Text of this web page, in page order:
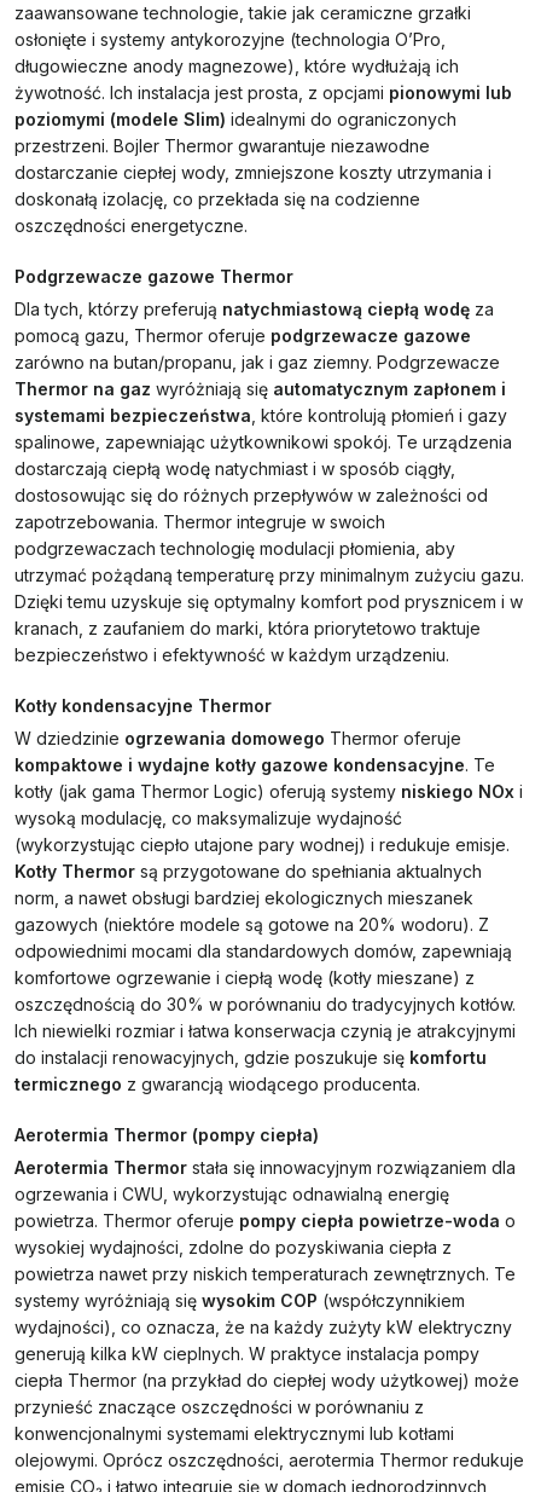
zaawansowane technologie, takie jak ceramiczne grzałki
osłonięte i systemy antykorozyjne (technologia O’Pro,
długowieczne anody magnezowe), które wydłużają ich
żywotność. Ich instalacja jest prosta, z opcjami pionowymi lub
poziomymi (modele Slim) idealnymi do ograniczonych
przestrzeni. Bojler Thermor gwarantuje niezawodne
dostarczanie ciepłej wody, zmniejszone koszty utrzymania i
doskonałą izolację, co przekłada się na codzienne
oszczędności energetyczne.
Podgrzewacze gazowe Thermor
Dla tych, którzy preferują natychmiastową ciepłą wodę za
pomocą gazu, Thermor oferuje podgrzewacze gazowe
zarówno na butan/propanu, jak i gaz ziemny. Podgrzewacze
Thermor na gaz wyróżniają się automatycznym zapłonem i
systemami bezpieczeństwa , które kontrolują płomień i gazy
spalinowe, zapewniając użytkownikowi spokój. Te urządzenia
dostarczają ciepłą wodę natychmiast i w sposób ciągły,
dostosowując się do różnych przepływów w zależności od
zapotrzebowania. Thermor integruje w swoich
podgrzewaczach technologię modulacji płomienia, aby
utrzymać pożądaną temperaturę przy minimalnym zużyciu gazu.
Dzięki temu uzyskuje się optymalny komfort pod prysznicem i w
kranach, z zaufaniem do marki, która priorytetowo traktuje
bezpieczeństwo i efektywność w każdym urządzeniu.
Kotły kondensacyjne Thermor
W dziedzinie ogrzewania domowego Thermor oferuje
kompaktowe i wydajne kotły gazowe kondensacyjne. Te
kotły (jak gama Thermor Logic) oferują systemy niskiego NOx i
wysoką modulację, co maksymalizuje wydajność
(wykorzystując ciepło utajone pary wodnej) i redukuje emisje.
Kotły Thermor są przygotowane do spełniania aktualnych
norm, a nawet obsługi bardziej ekologicznych mieszanek
gazowych (niektóre modele są gotowe na 20% wodoru). Z
odpowiednimi mocami dla standardowych domów, zapewniają
komfortowe ogrzewanie i ciepłą wodę (kotły mieszane) z
oszczędnością do 30% w porównaniu do tradycyjnych kotłów.
Ich niewielki rozmiar i łatwa konserwacja czynią je atrakcyjnymi
do instalacji renowacyjnych, gdzie poszukuje się komfortu
termicznego z gwarancją wiodącego producenta.
Aerotermia Thermor (pompy ciepła)
Aerotermia Thermor stała się innowacyjnym rozwiązaniem dla
ogrzewania i CWU, wykorzystując odnawialną energię
powietrza. Thermor oferuje pompy ciepła powietrze-woda o
wysokiej wydajności, zdolne do pozyskiwania ciepła z
powietrza nawet przy niskich temperaturach zewnętrznych. Te
systemy wyróżniają się wysokim COP (współczynnikiem
wydajności), co oznacza, że na każdy zużyty kW elektryczny
generują kilka kW cieplnych. W praktyce instalacja pompy
ciepła Thermor (na przykład do ciepłej wody użytkowej) może
przynieść znaczące oszczędności w porównaniu z
konwencjonalnymi systemami elektrycznymi lub kotłami
olejowymi. Oprócz oszczędności, aerotermia Thermor redukuje
emisje CO₂ i łatwo integruje się w domach jednorodzinnych,